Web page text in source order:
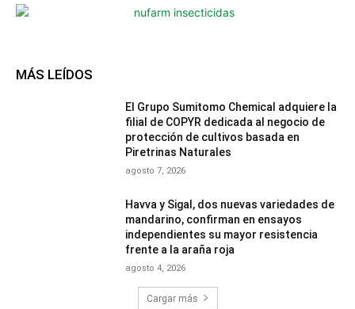
MÁS LEÍDOS
El Grupo Sumitomo Chemical adquiere la
filial de COPYR dedicada al negocio de
protección de cultivos basada en
Piretrinas Naturales
agosto 7, 2026
Havva y Sigal, dos nuevas variedades de
mandarino, confirman en ensayos
independientes su mayor resistencia
frente a la araña roja
agosto 4, 2026
Cargar más